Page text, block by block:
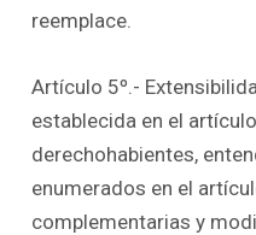
reemplace.
Artículo 5º.-
establecida en el
derechohabientes,
enumerados en el
complementarias y